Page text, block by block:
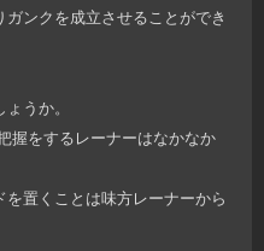
ンクを成立させることができ
うか。
握をするレーナーはなかなか
置くことは味方レーナーから